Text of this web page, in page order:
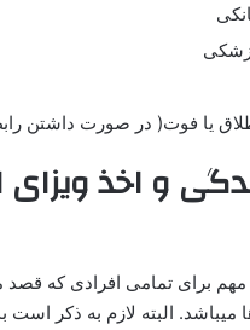
یا فوت( در صورت داشتن
و اخذ ویزای
برای تمامی افرادی که قصد
میباشد. البته لازم به ذکر است